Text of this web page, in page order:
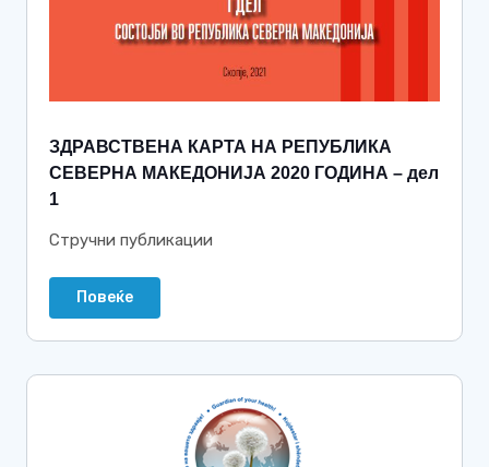
ЗДРАВСТВЕНА КАРТА НА РЕПУБЛИКА
СЕВЕРНА МАКЕДОНИЈА 2020 ГОДИНА – дел
1
Стручни публикации
Повеќе